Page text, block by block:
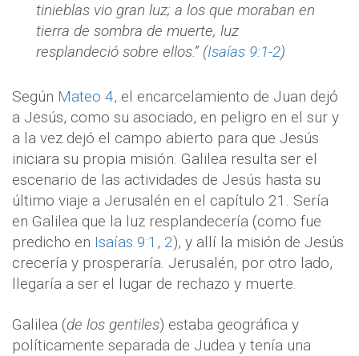
tinieblas vio gran luz; a los que moraban en
tierra de sombra de muerte, luz
resplandeció sobre ellos.” (Isaías 9:1-2)
Según Mateo 4, el encarcelamiento de Juan dejó
a Jesús, como su asociado, en peligro en el sur y
a la vez dejó el campo abierto para que Jesús
iniciara su propia misión. Galilea resulta ser el
escenario de las actividades de Jesús hasta su
último viaje a Jerusalén en el capítulo 21. Sería
en Galilea que la luz resplandecería (como fue
predicho en Isaías 9:1 , 2), y allí la misión de Jesús
crecería y prosperaría. Jerusalén, por otro lado,
llegaría a ser el lugar de rechazo y muerte.
Galilea (de los gentiles) estaba geográfica y
políticamente separada de Judea y tenía una